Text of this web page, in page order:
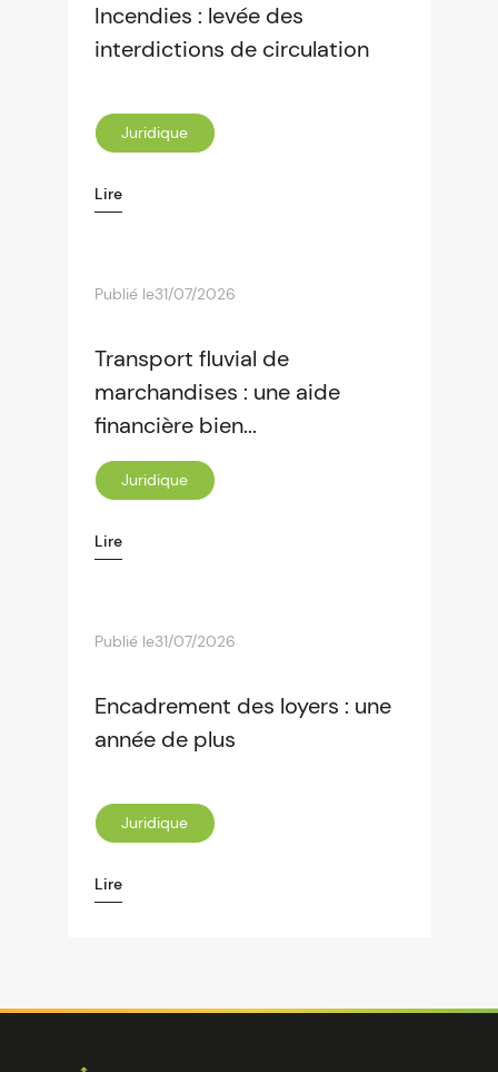
Incendies : levée des
interdictions de circulation
Juridique
Lire
Publié le31/07/2026
Transport fluvial de
marchandises : une aide
financière bien...
Juridique
Lire
Publié le31/07/2026
Encadrement des loyers : une
année de plus
Juridique
Lire